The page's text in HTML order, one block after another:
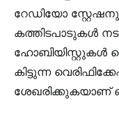
റേഡിയോ
കത്തിടപാടുകൾ
ഹോബിയിസ്റ്റുകൾ
കിട്ടുന്ന